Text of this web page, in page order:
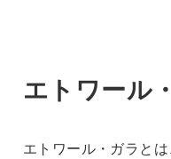
エトワール
エトワール・ガラと